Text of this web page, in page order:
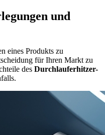
und
eines Produkts zu
für Ihren Markt zu
des Durchlauferhitzer-